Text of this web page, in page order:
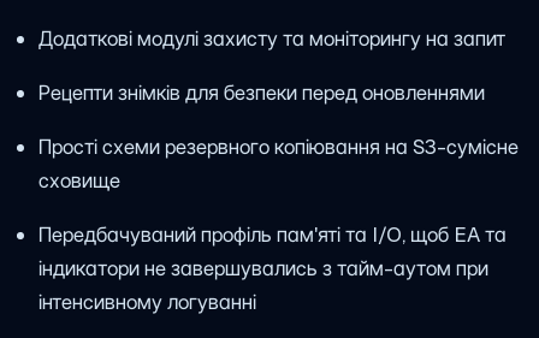
Додаткові модулі захисту та моніторингу на запит
Рецепти знімків для безпеки перед оновленнями
Прості схеми резервного копіювання на S3-сумісне
сховище
Передбачуваний профіль пам'яті та I/O, щоб EA та
індикатори не завершувались з тайм-аутом при
інтенсивному логуванні